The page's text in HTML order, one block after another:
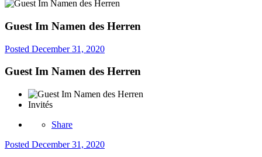
Guest Im Namen des Herren
Posted December 31, 2020
Guest Im Namen des Herren
Invités
Share
Posted December 31, 2020